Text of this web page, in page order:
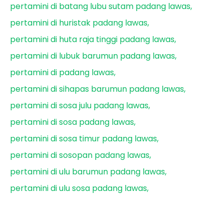
pertamini di batang lubu sutam padang lawas
pertamini di huristak padang lawas
pertamini di huta raja tinggi padang lawas
pertamini di lubuk barumun padang lawas
pertamini di padang lawas
pertamini di sihapas barumun padang lawas
pertamini di sosa julu padang lawas
pertamini di sosa padang lawas
pertamini di sosa timur padang lawas
pertamini di sosopan padang lawas
pertamini di ulu barumun padang lawas
pertamini di ulu sosa padang lawas